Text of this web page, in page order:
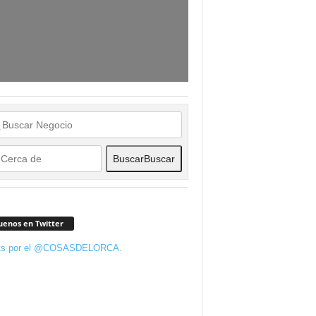
BuscarBuscar
en Twitter
por el @COSASDELORCA.